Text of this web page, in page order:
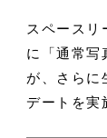
スペースリ
に「通常写
が、さらに
デートを実